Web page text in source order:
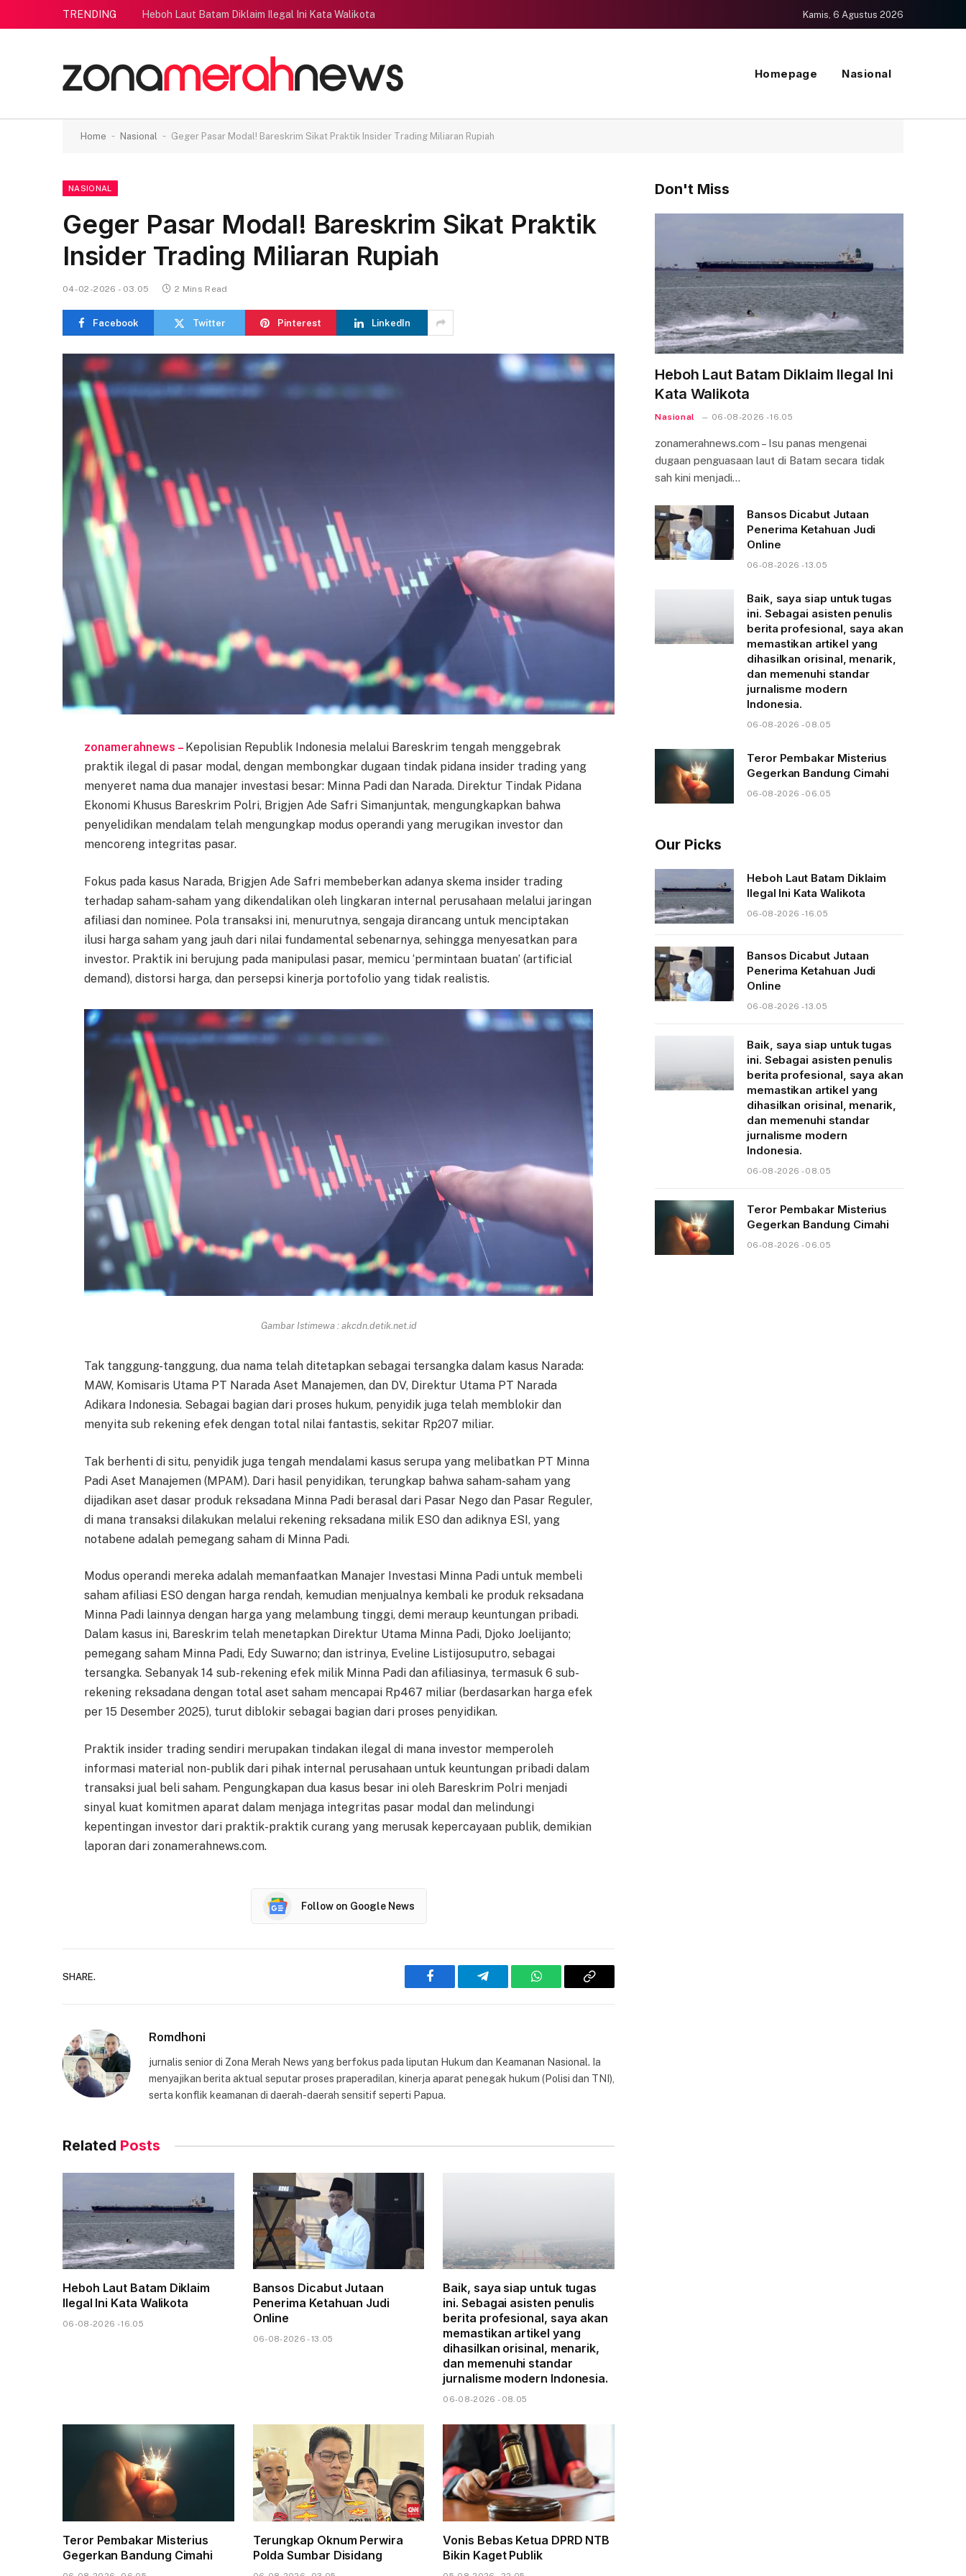
TRENDING Heboh Laut Batam Diklaim Ilegal Ini Kata Walikota Kamis, 6 Agustus 2026
Homepage Nasional
Home - Nasional - Geger Pasar Modal! Bareskrim Sikat Praktik Insider Trading Miliaran Rupiah
NASIONAL
Geger Pasar Modal! Bareskrim Sikat Praktik
Insider Trading Miliaran Rupiah
04-02-2026 - 03.05 2 Mins Read
Facebook Twitter Pinterest LinkedIn
zonamerahnews – Kepolisian Republik Indonesia melalui Bareskrim tengah menggebrak
praktik ilegal di pasar modal, dengan membongkar dugaan tindak pidana insider trading yang
menyeret nama dua manajer investasi besar: Minna Padi dan Narada. Direktur Tindak Pidana
Ekonomi Khusus Bareskrim Polri, Brigjen Ade Safri Simanjuntak, mengungkapkan bahwa
penyelidikan mendalam telah mengungkap modus operandi yang merugikan investor dan
mencoreng integritas pasar.
Fokus pada kasus Narada, Brigjen Ade Safri membeberkan adanya skema insider trading
terhadap saham-saham yang dikendalikan oleh lingkaran internal perusahaan melalui jaringan
afiliasi dan nominee. Pola transaksi ini, menurutnya, sengaja dirancang untuk menciptakan
ilusi harga saham yang jauh dari nilai fundamental sebenarnya, sehingga menyesatkan para
investor. Praktik ini berujung pada manipulasi pasar, memicu ‘permintaan buatan’ (artificial
demand), distorsi harga, dan persepsi kinerja portofolio yang tidak realistis.
Gambar Istimewa : akcdn.detik.net.id
Tak tanggung-tanggung, dua nama telah ditetapkan sebagai tersangka dalam kasus Narada:
MAW, Komisaris Utama PT Narada Aset Manajemen, dan DV, Direktur Utama PT Narada
Adikara Indonesia. Sebagai bagian dari proses hukum, penyidik juga telah memblokir dan
menyita sub rekening efek dengan total nilai fantastis, sekitar Rp207 miliar.
Tak berhenti di situ, penyidik juga tengah mendalami kasus serupa yang melibatkan PT Minna
Padi Aset Manajemen (MPAM). Dari hasil penyidikan, terungkap bahwa saham-saham yang
dijadikan aset dasar produk reksadana Minna Padi berasal dari Pasar Nego dan Pasar Reguler,
di mana transaksi dilakukan melalui rekening reksadana milik ESO dan adiknya ESI, yang
notabene adalah pemegang saham di Minna Padi.
Modus operandi mereka adalah memanfaatkan Manajer Investasi Minna Padi untuk membeli
saham afiliasi ESO dengan harga rendah, kemudian menjualnya kembali ke produk reksadana
Minna Padi lainnya dengan harga yang melambung tinggi, demi meraup keuntungan pribadi.
Dalam kasus ini, Bareskrim telah menetapkan Direktur Utama Minna Padi, Djoko Joelijanto;
pemegang saham Minna Padi, Edy Suwarno; dan istrinya, Eveline Listijosuputro, sebagai
tersangka. Sebanyak 14 sub-rekening efek milik Minna Padi dan afiliasinya, termasuk 6 sub-
rekening reksadana dengan total aset saham mencapai Rp467 miliar (berdasarkan harga efek
per 15 Desember 2025), turut diblokir sebagai bagian dari proses penyidikan.
Praktik insider trading sendiri merupakan tindakan ilegal di mana investor memperoleh
informasi material non-publik dari pihak internal perusahaan untuk keuntungan pribadi dalam
transaksi jual beli saham. Pengungkapan dua kasus besar ini oleh Bareskrim Polri menjadi
sinyal kuat komitmen aparat dalam menjaga integritas pasar modal dan melindungi
kepentingan investor dari praktik-praktik curang yang merusak kepercayaan publik, demikian
laporan dari zonamerahnews.com.
Follow on Google News
SHARE.
Facebook Telegram WhatsAppCopy
Romdhoni
jurnalis senior di Zona Merah News yang berfokus pada liputan Hukum dan Keamanan Nasional. Ia
menyajikan berita aktual seputar proses praperadilan, kinerja aparat penegak hukum (Polisi dan TNI),
serta konflik keamanan di daerah-daerah sensitif seperti Papua.
Related Posts
Heboh Laut Batam Diklaim
Ilegal Ini Kata Walikota
06-08-2026 - 16.05
Bansos Dicabut Jutaan
Penerima Ketahuan Judi
Online
06-08-2026 - 13.05
Baik, saya siap untuk tugas
ini. Sebagai asisten penulis
berita profesional, saya akan
memastikan artikel yang
dihasilkan orisinal, menarik,
dan memenuhi standar
jurnalisme modern Indonesia.
06-08-2026 - 08.05
Teror Pembakar Misterius
Gegerkan Bandung Cimahi
Terungkap Oknum Perwira
Polda Sumbar Disidang
Vonis Bebas Ketua DPRD NTB
Bikin Kaget Publik
Don't Miss
Heboh Laut Batam Diklaim Ilegal Ini
Kata Walikota
Nasional 06-08-2026 - 16.05
zonamerahnews.com – Isu panas mengenai
dugaan penguasaan laut di Batam secara tidak
sah kini menjadi…
Bansos Dicabut Jutaan
Penerima Ketahuan Judi
Online
06-08-2026 - 13.05
Baik, saya siap untuk tugas
ini. Sebagai asisten penulis
berita profesional, saya akan
memastikan artikel yang
dihasilkan orisinal, menarik,
dan memenuhi standar
jurnalisme modern
Indonesia.
06-08-2026 - 08.05
Teror Pembakar Misterius
Gegerkan Bandung Cimahi
06-08-2026 - 06.05
Our Picks
Heboh Laut Batam Diklaim
Ilegal Ini Kata Walikota
06-08-2026 - 16.05
Bansos Dicabut Jutaan
Penerima Ketahuan Judi
Online
06-08-2026 - 13.05
Baik, saya siap untuk tugas
ini. Sebagai asisten penulis
berita profesional, saya akan
memastikan artikel yang
dihasilkan orisinal, menarik,
dan memenuhi standar
jurnalisme modern
Indonesia.
06-08-2026 - 08.05
Teror Pembakar Misterius
Gegerkan Bandung Cimahi
06-08-2026 - 06.05